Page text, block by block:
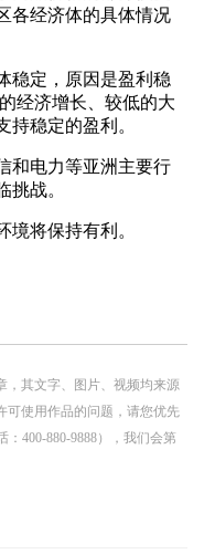
各经济体的具体情况
定，原因是盈利稳
经济增长、较低的大
持稳定的盈利。
电力等亚洲主要行
挑战。
将保持有利。
，其文字、图片、视频均来源
可使用作品的问题，请您优先
：400-880-9888），我们会第